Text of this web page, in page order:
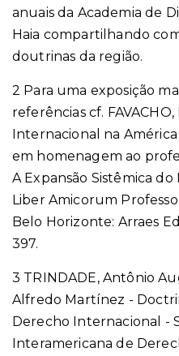
anuais da Academia de
Haia compartilhando
doutrinas da região.
2 Para uma exposição
referências cf. FAVACHO,
Internacional na
em homenagem ao
A Expansão Sistêmica
Liber Amicorum
Belo Horizonte: Arraes
397.
3 TRINDADE, Antônio
Alfredo Martínez -
Derecho Internacional -
Interamericana de